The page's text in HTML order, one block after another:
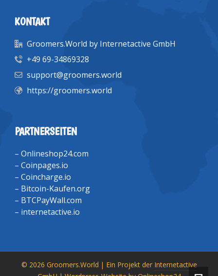
KONTAKT
Groomers.World by Internetactive GmbH
+49 69-34869328
support@groomers.world
https://groomers.world
PARTNERSEITEN
– Onlineshop24.com
– Coinpages.io
– Coincharge.io
– Bitcoin-Kaufen.org
– BTCPayWall.com
– internetactive.io
© 2026 Groomers.World | Ein Projekt der Internetactive